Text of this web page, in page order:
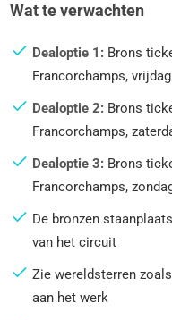
Wat te verwachten
Dealoptie 1: Brons
Francorchamps,
Dealoptie 2: Brons
Francorchamps,
Dealoptie 3: Brons
Francorchamps,
De bronzen
van het circuit
Zie wereldsterren
aan het werk